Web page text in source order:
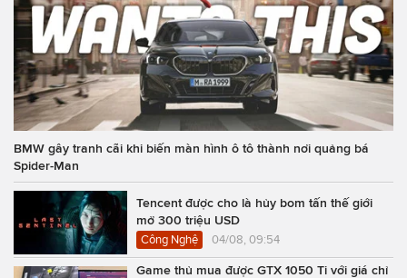
BMW gây tranh cãi khi biến màn hình ô tô thành nơi quảng bá
Spider-Man
Tencent được cho là hủy bom tấn thế giới
mở 300 triệu USD
Công Nghệ 04/08, 09:54
Game thủ mua được GTX 1050 Ti với giá chỉ